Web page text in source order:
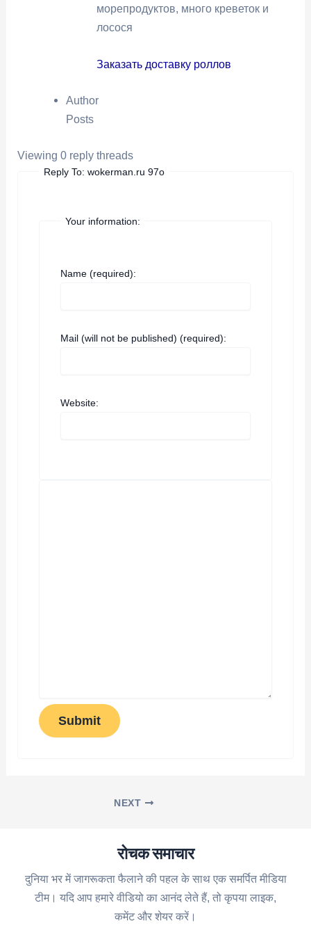
морепродуктов, много креветок и
лосося
Заказать доставку роллов
Author
Posts
Viewing 0 reply threads
Reply To: wokerman.ru 97o
Your information:
Name (required):
Mail (will not be published) (required):
Website:
Submit
NEXT
रोचक समाचार
दुनिया भर में जागरूकता फैलाने की पहल के साथ एक समर्पित मीडिया
टीम। यदि आप हमारे वीडियो का आनंद लेते हैं, तो कृपया लाइक,
कमेंट और शेयर करें।